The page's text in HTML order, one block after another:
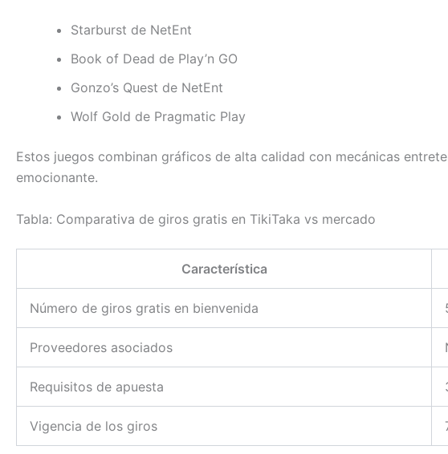
Starburst de NetEnt
Book of Dead de Play’n GO
Gonzo’s Quest de NetEnt
Wolf Gold de Pragmatic Play
Estos juegos combinan gráficos de alta calidad con mecánicas
emocionante.
Tabla: Comparativa de giros gratis en TikiTaka vs mercado
Característica
Número de giros gratis en bienvenida
Proveedores asociados
Requisitos de apuesta
Vigencia de los giros